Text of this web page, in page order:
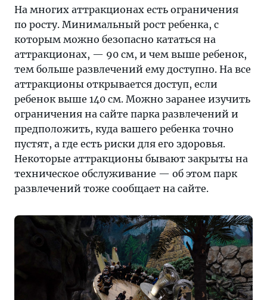
На многих аттракционах есть ограничения
по росту. Минимальный рост ребенка, с
которым можно безопасно кататься на
аттракционах, — 90 см, и чем выше ребенок,
тем больше развлечений ему доступно. На все
аттракционы открывается доступ, если
ребенок выше 140 см. Можно заранее изучить
ограничения на сайте парка развлечений и
предположить, куда вашего ребенка точно
пустят, а где есть риски для его здоровья.
Некоторые аттракционы бывают закрыты на
техническое обслуживание — об этом парк
развлечений тоже сообщает на сайте.